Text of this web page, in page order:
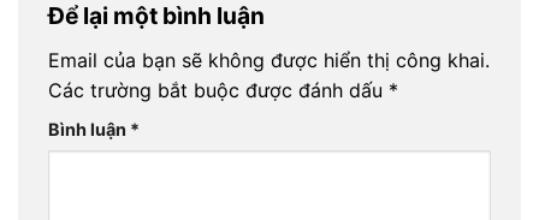
Để lại một bình luận
Email của bạn sẽ không được hiển thị công khai.
Các trường bắt buộc được đánh dấu *
Bình luận *